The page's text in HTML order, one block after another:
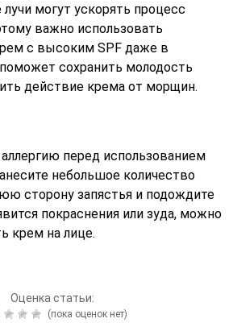
могут ускорять процесс
важно использовать
с высоким SPF даже в
сохранить молодость
действие крема от морщин.
перед использованием
небольшое количество
сторону запястья и подождите
покраснения или зуда, можно
крем на лице.
Оценка статьи:
(пока оценок нет)